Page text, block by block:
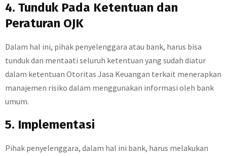
4. Tunduk Pada Ketentuan dan
Peraturan OJK
Dalam hal ini, pihak penyelenggara atau bank, harus bisa
tunduk dan mentaati seluruh ketentuan yang sudah diatur
dalam ketentuan Otoritas Jasa Keuangan terkait menerapkan
manajemen risiko dalam menggunakan informasi oleh bank
umum.
5. Implementasi
Pihak penyelenggara, dalam hal ini bank, harus melakukan